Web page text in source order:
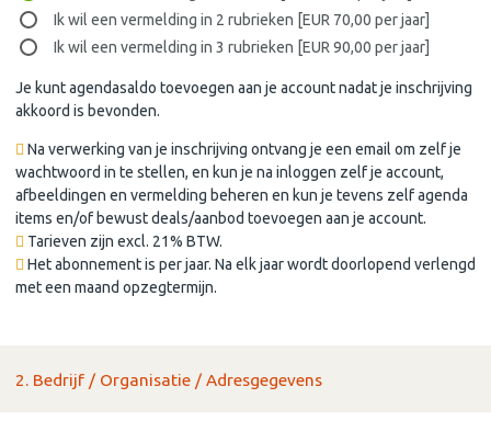
Ik wil een vermelding in 2 rubrieken [EUR 70,00 per jaar]
Ik wil een vermelding in 3 rubrieken [EUR 90,00 per jaar]
Je kunt agendasaldo toevoegen aan je account nadat je inschrijving
akkoord is bevonden.
Na verwerking van je inschrijving ontvang je een email om zelf je
wachtwoord in te stellen, en kun je na inloggen zelf je account,
afbeeldingen en vermelding beheren en kun je tevens zelf agenda
items en/of bewust deals/aanbod toevoegen aan je account.
Tarieven zijn excl. 21% BTW.
Het abonnement is per jaar. Na elk jaar wordt doorlopend verlengd
met een maand opzegtermijn.
2. Bedrijf / Organisatie / Adresgegevens